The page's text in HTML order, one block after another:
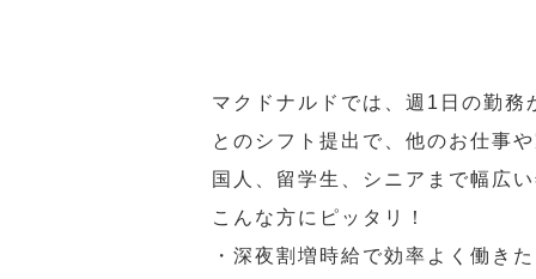
マクドナルドでは、週1日の勤
とのシフト提出で、他のお仕事
国人、留学生、シニアまで幅広
こんな方にピッタリ！
・深夜割増時給で効率よく働き